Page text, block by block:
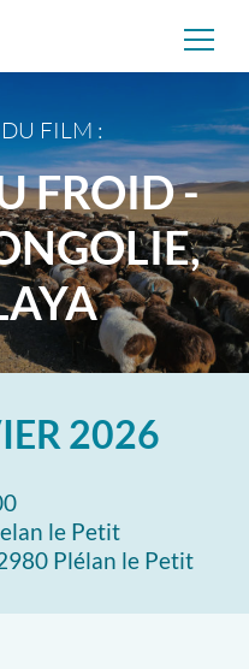
FILM :
FROID -
2026
le Petit
Plélan le Petit